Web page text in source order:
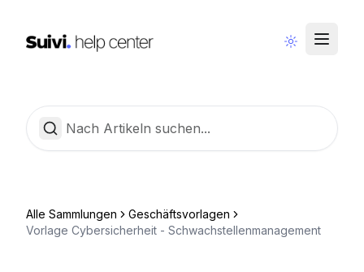
Deutsch
Alle Sammlungen
Geschäftsvorlagen
Vorlage Cybersicherheit - Schwachstellenmanagement